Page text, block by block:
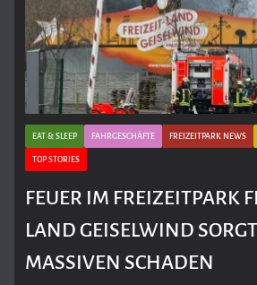
EAT & SLEEP FAHRGESCHÄFTE FREIZEITPARK NEWS
TOP STORIES
FEUER IM FREIZEITPARK
LAND GEISELWIND
MASSIVEN SCHADEN